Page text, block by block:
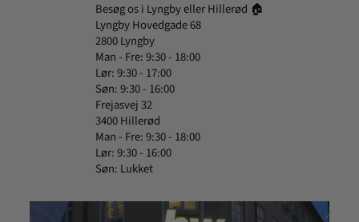
Besøg os i Lyngby eller Hillerød 🏠
Lyngby Hovedgade 68
2800 Lyngby
Man - Fre: 9:30 - 18:00
Lør: 9:30 - 17:00
Søn: 9:30 - 16:00
Frejasvej 32
3400 Hillerød
Man - Fre: 9:30 - 18:00
Lør: 9:30 - 16:00
Søn: Lukket